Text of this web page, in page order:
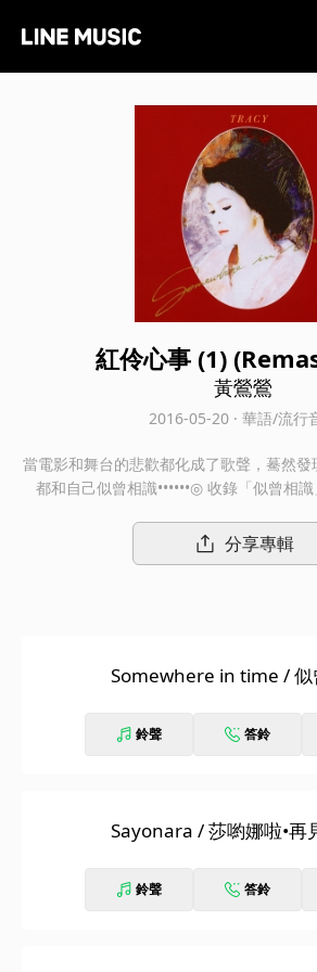
紅伶心事 (1)
黃鶯鶯
2016-05-20 · 華語/流行
當電影和舞台的悲歡都化成了歌聲，驀然
都和自己似曾相識••••••◎ 收錄「似曾相
安越南」「櫻花戀」、「再見女郎」「奪標
金曲紅伶心事夜降落了紅絲絨的幕升起她，
越了時間的愛歌十二幕永不會退色的故事由
分享專輯
Somewhere in time / 似
鈴聲 答鈴
Sayonara / 莎喲娜啦•
鈴聲 答鈴